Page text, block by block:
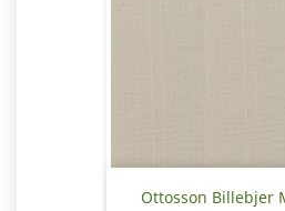
Ottosson Billebjer